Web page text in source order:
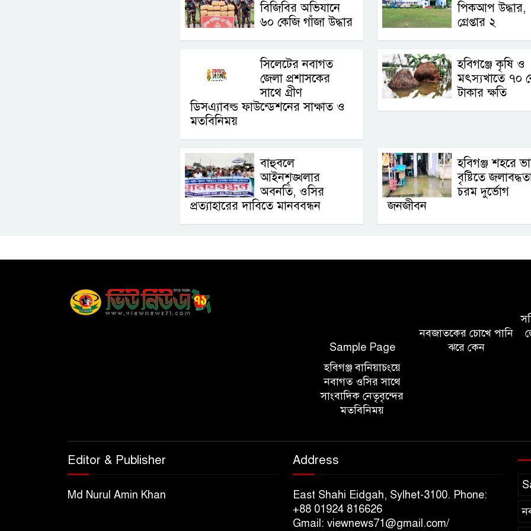
বিজিবির অভিযানে
৬০ কেজি গাঁজা উদ্ধার
পিকআপ উদ্ধার,
গ্রেপ্তার ২
সিলেটের নবাগত
জেলা প্রশাসকের
সাথে গ্রীণ
ডিসএ্যাবল্ড ফাউন্ডেশনের সাক্ষাত ও
মতবিনিময়
হবিগঞ্জে কৃষি ও
মৎস্যখাতে ৭০
টাকার ক্ষতি
বাহুবলে
আইনশৃঙ্খলার
অবনতি, ওসির
প্রত্যাহারের দাবিতে মানববন্ধন
হবিগঞ্জ শহরে
বৃষ্টিতে
চরম দুর্ভোগ
জনজীবন
Sample Page
নবজাতকের চোখে পানি
ঝরে কেন
হবিগঞ্জ বানিয়াচংয়ে
নবাগত ওসির সাথে
সাংবাদিক নেতৃবৃন্দের
মতবিনিময়
Editor & Publisher
Md Nurul Amin Khan
Address
East Shahi Eidgah, Sylhet-3100. Phone:
+88 01924 816626
Gmail: viewnews71@gmail.com/